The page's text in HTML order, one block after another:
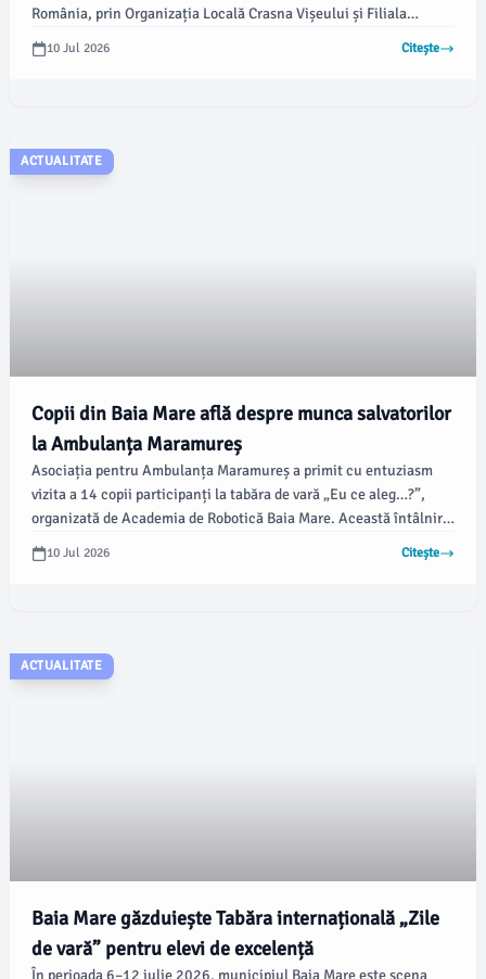
România, prin Organizația Locală Crasna Vișeului și Filiala
Maramureș. Această inițiativă a avut scopul de a oferi copiilor
oportunitatea de a învăța prin experiențe directe și de a descoperi
10 Jul 2026 Citește
ACTUALITATE
Copii din Baia Mare află despre munca salvatorilor
la Ambulanța Maramureș
Asociația pentru Ambulanța Maramureș a primit cu entuziasm
vizita a 14 copii participanți la tabăra de vară „Eu ce aleg…?”,
organizată de Academia de Robotică Baia Mare. Această întâlnire
le-a oferit celor mici ocazia de a înțelege importanța serviciului
de ambulanță și cum să reacționeze în situații de urgență.
10 Jul 2026 Citește
ACTUALITATE
Baia Mare găzduiește Tabăra internațională „Zile
de vară” pentru elevi de excelență
În perioada 6–12 iulie 2026, municipiul Baia Mare este scena